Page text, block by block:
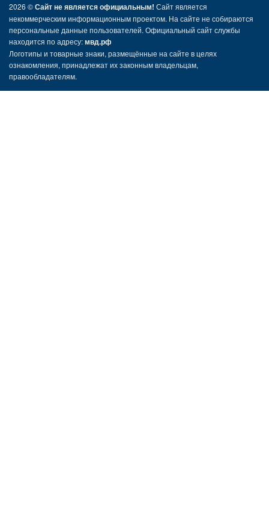
2026 ©Сайт не является официальным! Сайт является
некоммерческим информационным проектом. На сайте не собираются
персональные данные пользователей. Официальный сайт службы
находится по адресу:мвд.рф
Логотипы и товарные знаки, размещённые на сайте в целях
ознакомления, принадлежат их законным владельцам,
правообладателям.